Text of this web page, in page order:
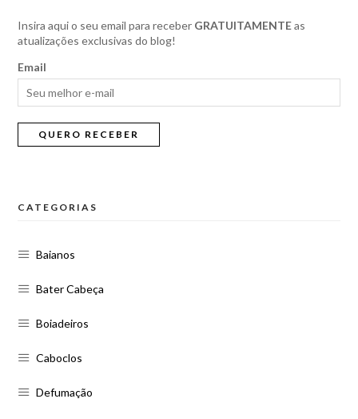
Insira aqui o seu email para receber GRATUITAMENTEas
atualizações exclusivas do blog!
Email
CATEGORIAS
Baianos
Bater Cabeça
Boiadeiros
Caboclos
Defumação